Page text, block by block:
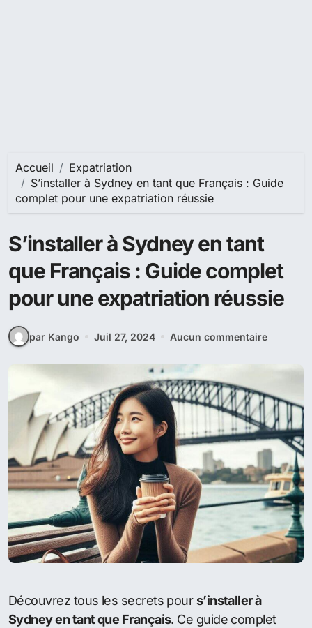
Accueil
Expatriation
S’installer à Sydney en tant que Français : Guide
complet pour une expatriation réussie
S’installer à Sydney en tant
que Français : Guide complet
pour une expatriation réussie
par Kango Juil 27, 2024 Aucun commentaire
Découvrez tous les secrets pours’installer à
Sydney en tant que Français. Ce guide complet